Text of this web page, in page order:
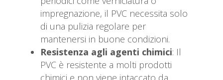
impregnazione, il PVC necessita solo
di una pulizia regolare per
mantenersi in buone condizioni.
Resistenza agli agenti chimici: Il
PVC è resistente a molti prodotti
chimici e non viene intaccato da